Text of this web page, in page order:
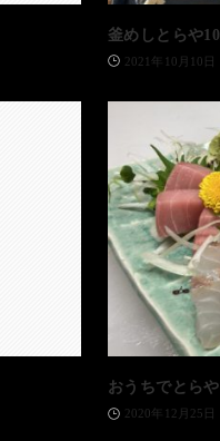
釜めしとらや
2021年10月10日
おうちでとら
2020年12月25日